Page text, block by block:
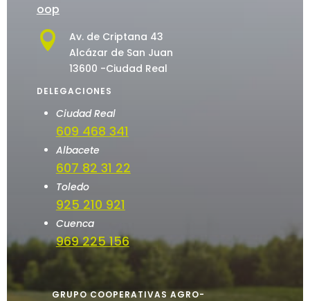
oop

Av. de Criptana 43
Alcázar de San Juan
13600 -Ciudad Real
DELEGACIONES
Ciudad Real
609 468 341
Albacete
607 82 31 22
Toledo
925 210 921
Cuenca
969 225 156
GRUPO COOPERATIVAS AGRO-